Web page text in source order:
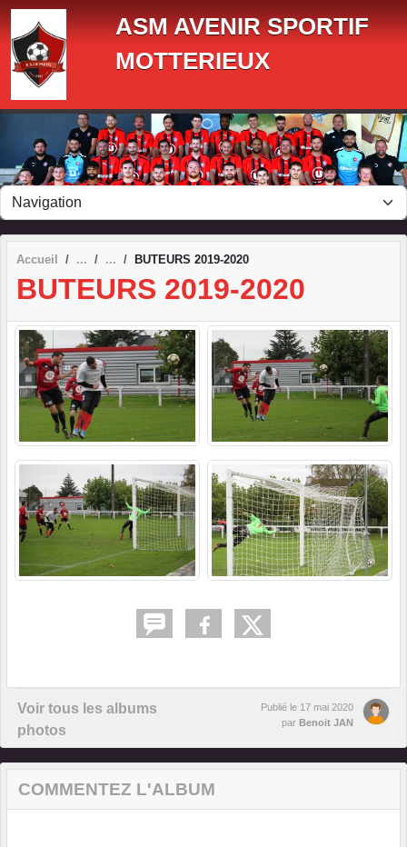
ASM AVENIR SPORTIF
MOTTERIEUX
Accueil BUTEURS 2019-2020
BUTEURS 2019-2020
Voir tous les albums
photos
Publié le 17 mai 2020
par Benoit JAN
COMMENTEZ L'ALBUM
Panneau de gestion des cookies